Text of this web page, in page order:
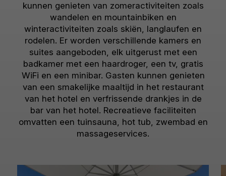
kunnen genieten van zomeractiviteiten zoals
wandelen en mountainbiken en
winteractiviteiten zoals skiën, langlaufen en
rodelen. Er worden verschillende kamers en
suites aangeboden, elk uitgerust met een
badkamer met een haardroger, een tv, gratis
WiFi en een minibar. Gasten kunnen genieten
van een smakelijke maaltijd in het restaurant
van het hotel en verfrissende drankjes in de
bar van het hotel. Recreatieve faciliteiten
omvatten een tuinsauna, hot tub, zwembad en
massageservices.